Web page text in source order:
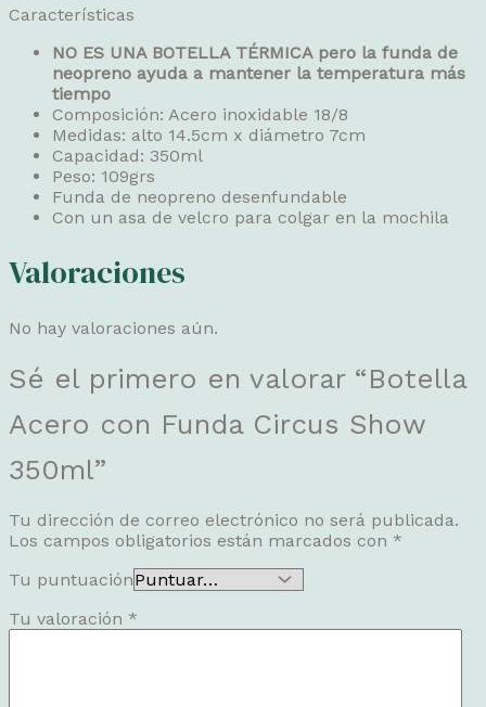
Características
NO ES UNA BOTELLA TÉRMICA pero la funda de
neopreno ayuda a mantener la temperatura más
tiempo
Composición: Acero inoxidable 18/8
Medidas: alto 14.5cm x diámetro 7cm
Capacidad: 350ml
Peso: 109grs
Funda de neopreno desenfundable
Con un asa de velcro para colgar en la mochila
Valoraciones
No hay valoraciones aún.
Sé el primero en valorar “Botella
Acero con Funda Circus Show
350ml”
Tu dirección de correo electrónico no será publicada.
Los campos obligatorios están marcados con *
Tu puntuación
Tu valoración *